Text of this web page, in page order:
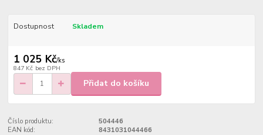
Dostupnost Skladem
1 025 Kč/ks
847 Kč bez DPH
Přidat do košíku
Číslo produktu:
504446
EAN kód:
8431031044466